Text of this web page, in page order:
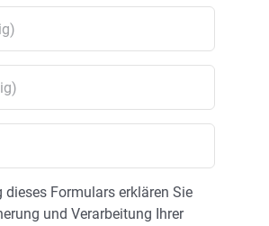
dieses Formulars erklären Sie
und Verarbeitung Ihrer